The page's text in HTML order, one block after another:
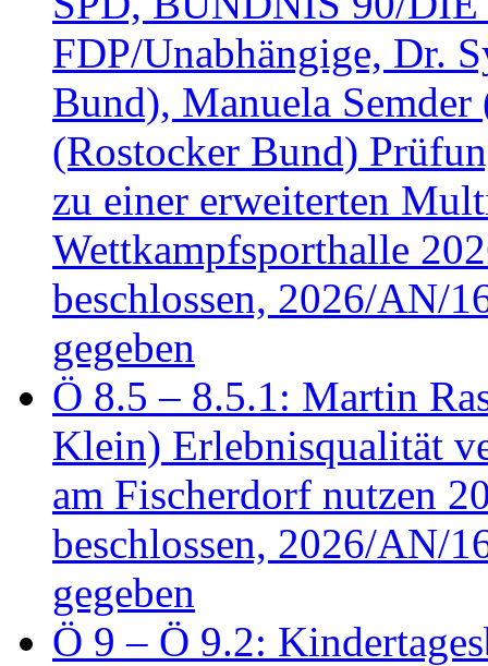
FDP/Unabhängige, Dr.
Bund), Manuela
(Rostocker Bund)
zu einer erweiterten
Wettkampfsporthalle
beschlossen, 2026/AN/
gegeben
Ö 8.5 – 8.5.1: Martin
Klein) Erlebnisqualität
am Fischerdorf nutzen
beschlossen, 2026/AN/
gegeben
Ö 9 – Ö 9.2: